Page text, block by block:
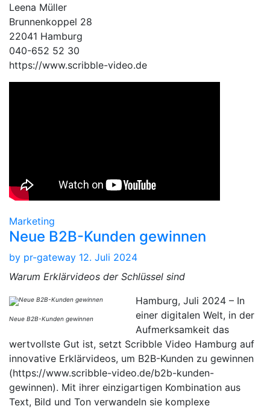
Leena Müller
Brunnenkoppel 28
22041 Hamburg
040-652 52 30
https://www.scribble-video.de
Marketing
Neue B2B-Kunden gewinnen
by pr-gateway 12. Juli 2024
Warum Erklärvideos der Schlüssel sind
Neue B2B-Kunden gewinnen
Hamburg, Juli 2024 – In
einer digitalen Welt, in der
Aufmerksamkeit das
wertvollste Gut ist, setzt Scribble Video Hamburg auf
innovative Erklärvideos, um B2B-Kunden zu gewinnen
(https://www.scribble-video.de/b2b-kunden-
gewinnen). Mit ihrer einzigartigen Kombination aus
Text, Bild und Ton verwandeln sie komplexe